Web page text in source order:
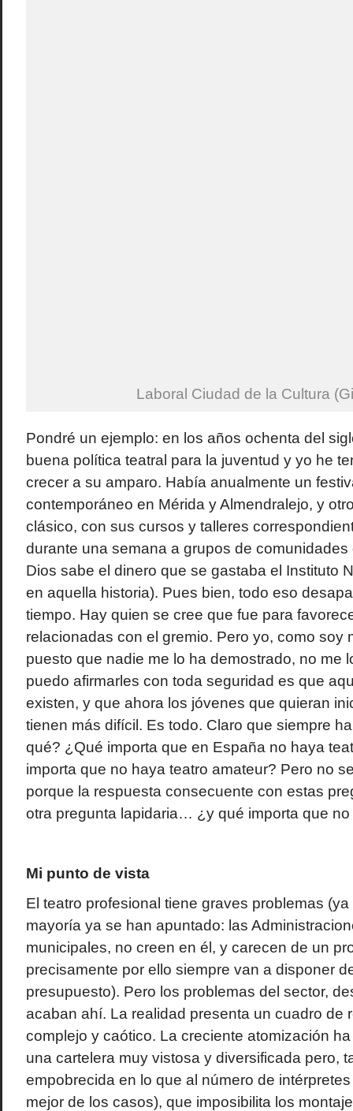
Laboral Ciudad de la Cultura
Pondré un ejemplo: en los años ochenta del
buena política teatral para la juventud y yo he
crecer a su amparo. Había anualmente un
contemporáneo en Mérida y Almendralejo, y
clásico, con sus cursos y talleres
durante una semana a grupos de
Dios sabe el dinero que se gastaba el Instituto
en aquella historia). Pues bien, todo eso
tiempo. Hay quien se cree que fue para
relacionadas con el gremio. Pero yo, como soy
puesto que nadie me lo ha demostrado, no me
puedo afirmarles con toda seguridad es que
existen, y que ahora los jóvenes que quieran
tienen más difícil. Es todo. Claro que siempre
qué? ¿Qué importa que en España no haya
importa que no haya teatro amateur? Pero no
porque la respuesta consecuente con estas
otra pregunta lapidaria… ¿y qué importa que no
Mi punto de vista
El teatro profesional tiene graves problemas
mayoría ya se han apuntado: las
municipales, no creen en él, y carecen de un
precisamente por ello siempre van a disponer
presupuesto). Pero los problemas del sector,
acaban ahí. La realidad presenta un cuadro de
complejo y caótico. La creciente atomización
una cartelera muy vistosa y diversificada pero,
empobrecida en lo que al número de
mejor de los casos), que imposibilita los